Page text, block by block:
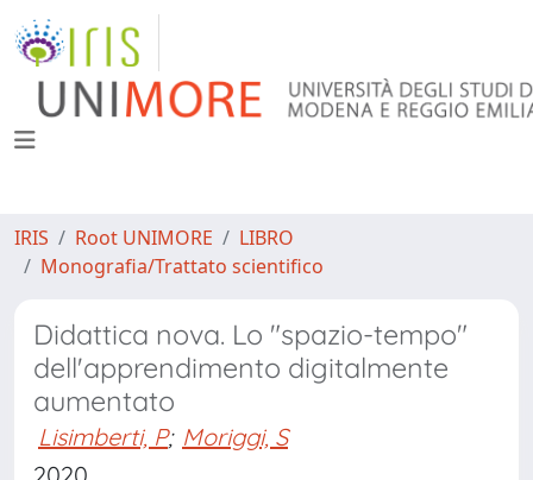
IRIS Root UNIMORE
LIBRO
Monografia/Trattato scientifico
Didattica nova. Lo "spazio-tempo"
dell'apprendimento digitalmente
aumentato
Lisimberti, P; Moriggi, S